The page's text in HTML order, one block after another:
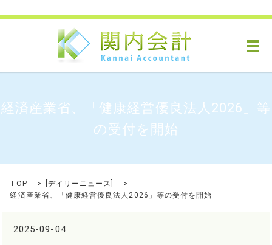
メ
経済産業省、「健康経営優良法人2026」等
の受付を開始
TOP デイリーニュース
経済産業省、「健康経営優良法人2026」等の受付を開始
2025-09-04